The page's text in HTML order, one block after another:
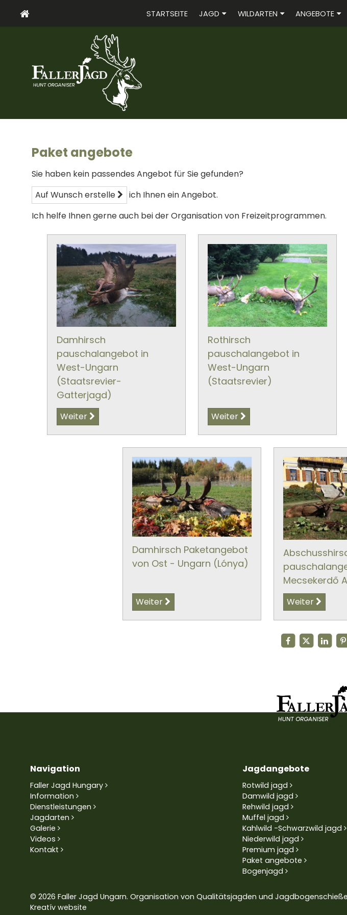
STARTSEITE JAGD WILDARTEN ANGEBOTE
Paket angebote
Sie haben kein passendes Angebot für Sie gefunden?
Auf Wunsch erstelle
ich Ihnen ein Angebot.
Ich helfe Ihnen gerne auch bei der Organisation von Freizeitprogrammen.
Damhirsch
pauschalangebot in
West-Ungarn
(Staatsrevier-
Gatterjagd)
Weiter
Rothirsch
pauschalangebot in
West-Ungarn
(Staatsrevier)
Weiter
Damhirsch Paketangebot
von Ost - Ungarn (Lónya)
Weiter
Mecsekerdő
Weiter
Navigation
Faller Jagd Hungary
Information
Dienstleistungen
Jagdarten
Galerie
Videos
Kontakt
Jagdangebote
Rotwild jagd
Damwild jagd
Rehwild jagd
Muffel jagd
Kahlwild -Schwarzwild jagd
Niederwild jagd
Premium jagd
Paket angebote
Bogenjagd
© 2026 Faller Jagd Ungarn. Organisation von Qualitätsjagden und
Kreatív website